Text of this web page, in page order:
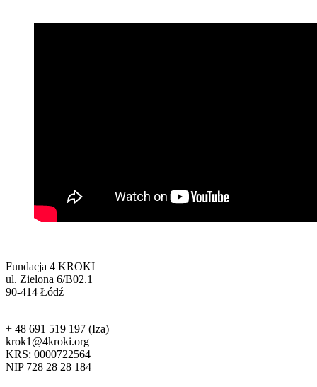
Fundacja 4 KROKI
ul. Zielona 6/B02.1
90-414 Łódź
+ 48 691 519 197 (Iza)
krok1@4kroki.org
KRS: 0000722564
NIP 728 28 28 184